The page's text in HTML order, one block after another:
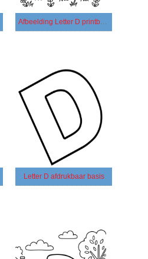
Afbeelding Letter D printbaar
Letter D afdrukbaar basis